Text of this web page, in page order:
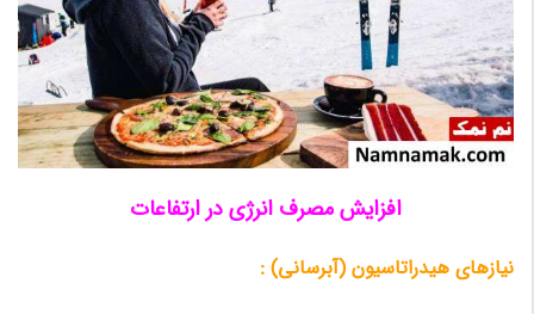
افزایش مصرف انرژی در ارتفاعات
نیازهای هیدراتاسیون (آبرسانی) :